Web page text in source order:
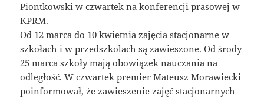
Piontkowski w czwartek na konferencji prasowej w
KPRM.
Od 12 marca do 10 kwietnia zajęcia stacjonarne w
szkołach i w przedszkolach są zawieszone. Od środy
25 marca szkoły mają obowiązek nauczania na
odległość. W czwartek premier Mateusz Morawiecki
poinformował, że zawieszenie zajęć stacjonarnych